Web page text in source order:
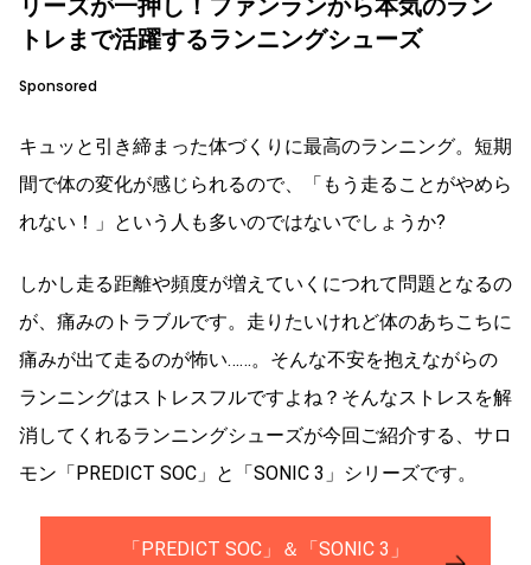
トレまで活躍するランニングシューズ
Sponsored
キュッと引き締まった体づくりに最高のランニング。短期
間で体の変化が感じられるので、「もう走ることがやめら
れない！」という人も多いのではないでしょうか?
しかし走る距離や頻度が増えていくにつれて問題となるの
が、痛みのトラブルです。走りたいけれど体のあちこちに
痛みが出て走るのが怖い……。そんな不安を抱えながらの
ランニングはストレスフルですよね？そんなストレスを解
消してくれるランニングシューズが今回ご紹介する、サロ
モン「PREDICT SOC」と「SONIC 3」シリーズです。
「PREDICT SOC」＆「SONIC 3」